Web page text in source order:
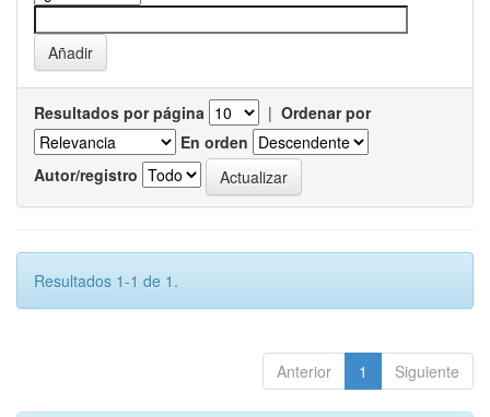
Resultados por página | Ordenar por
En orden
Autor/registro
Resultados 1-1 de 1.
Anterior 1 Siguiente